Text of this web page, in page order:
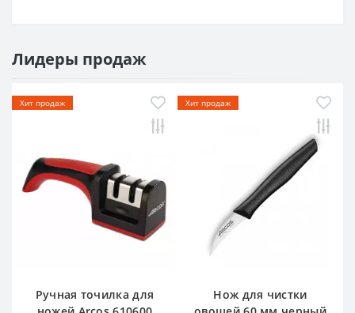
Лидеры продаж
Хит продаж
Ручная точилка для
Хит продаж
Нож для чистки